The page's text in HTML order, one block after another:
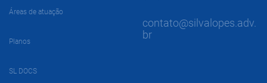
Áreas de atuação
Planos
SL DOCS
contato@silvalopes.adv.
br